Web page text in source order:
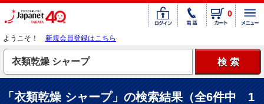
0
ようこそ！ 新規会員登録はこちら
「衣類乾燥 シャープ」の検索結果（全6件中 1